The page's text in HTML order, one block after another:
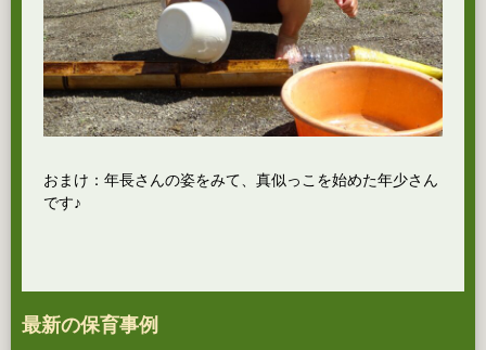
おまけ：年長さんの姿をみて、真似っこを始めた年少さん
です♪
最新の保育事例